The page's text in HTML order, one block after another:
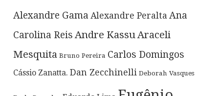
Alexandre Gama Alexandre Peralta Ana
Carolina Reis Andre Kassu Araceli
Mesquita Bruno Pereira Carlos Domingos
Cássio Zanatta. Dan Zecchinelli Deborah Vasques